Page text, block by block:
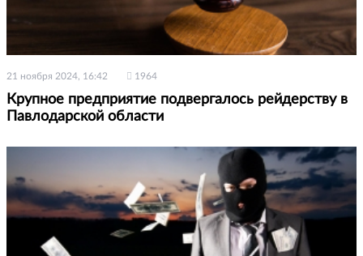
21 ноября 2024, 16:42 1964
Крупное предприятие подвергалось рейдерству в
Павлодарской области